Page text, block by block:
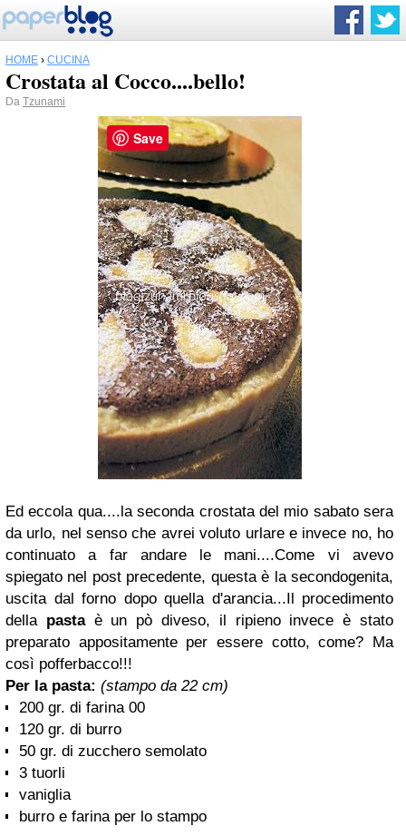
HOME › CUCINA
Crostata al Cocco....bello!
Da Tzunami
Ed eccola qua....la seconda crostata del mio sabato sera
da urlo, nel senso che avrei voluto urlare e invece no, ho
continuato a far andare le mani....Come vi avevo
spiegato nel post precedente, questa è la secondogenita,
uscita dal forno dopo quella d'arancia...Il procedimento
della pastaè un pò diveso, il ripieno invece è stato
preparato appositamente per essere cotto, come? Ma
così pofferbacco!!!
Per la pasta: (stampo da 22 cm)
200 gr. di farina 00
120 gr. di burro
50 gr. di zucchero semolato
3 tuorli
vaniglia
burro e farina per lo stampo
Save